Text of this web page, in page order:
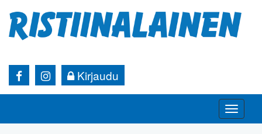
Kirjaudu
Toggle